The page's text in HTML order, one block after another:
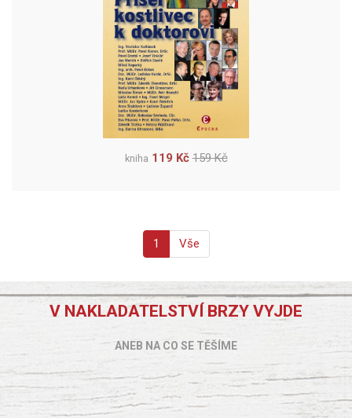
kniha 119 Kč 159 Kč
1 Vše
V NAKLADATELSTVÍ BRZY VYJDE
ANEB NA CO SE TĚŠÍME